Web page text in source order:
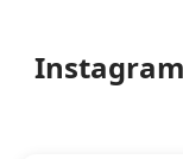
Instagram